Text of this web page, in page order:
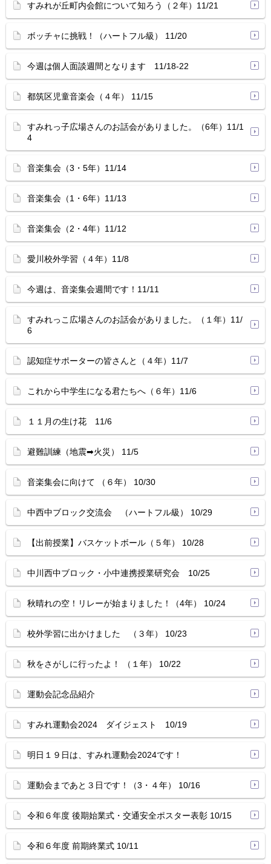
すみれが丘町内会館について知ろう（２年）11/21
ボッチャに挑戦！（ハートフル級） 11/20
今週は個人面談週間となります 11/18-22
都筑区児童音楽会（４年） 11/15
すみれっ子広場さんのお話会がありました。（6年）11/1
4
音楽集会（3・5年）11/14
音楽集会（1・6年）11/13
音楽集会（2・4年）11/12
愛川校外学習（４年）11/8
今週は、音楽集会週間です！11/11
すみれっこ広場さんのお話会がありました。（１年）11/
6
認知症サポーターの皆さんと（４年）11/7
これから中学生になる君たちへ（６年）11/6
１１月の生け花 11/6
避難訓練（地震➡火災） 11/5
音楽集会に向けて （６年） 10/30
中西中ブロック交流会 （ハートフル級） 10/29
【出前授業】バスケットボール（５年） 10/28
中川西中ブロック・小中連携授業研究会 10/25
秋晴れの空！リレーが始まりました！（4年） 10/24
校外学習に出かけました （３年） 10/23
秋をさがしに行ったよ！ （１年） 10/22
運動会記念品紹介
すみれ運動会2024 ダイジェスト 10/19
明日１９日は、すみれ運動会2024です！
運動会まであと３日です！（3・４年） 10/16
令和６年度 後期始業式・交通安全ポスター表彰 10/15
令和６年度 前期終業式 10/11